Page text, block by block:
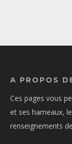
A PROPOS
Ces pages vous
et ses hameaux,
renseignements